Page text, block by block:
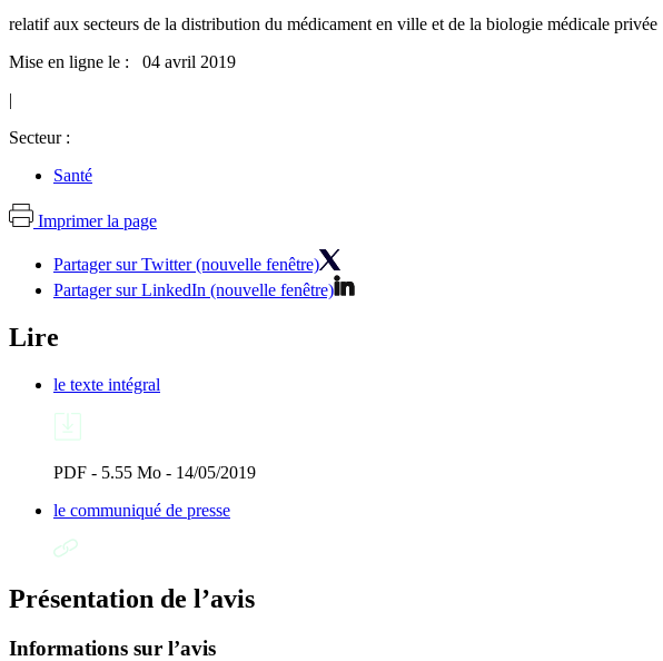
relatif aux secteurs de la distribution du médicament en ville et de la biologie médicale privée
Mise en ligne le : 04 avril 2019
|
Secteur :
Santé
Imprimer la page
Partager sur Twitter (nouvelle fenêtre)
Partager sur LinkedIn (nouvelle fenêtre)
Lire
le texte intégral
PDF - 5.55 Mo - 14/05/2019
le communiqué de presse
Présentation de l’avis
Informations sur l’avis